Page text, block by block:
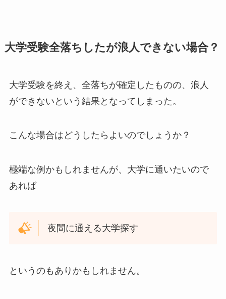
大学受験全落ちしたが浪人できない場合？
大学受験を終え、全落ちが確定したものの、浪人
ができないという結果となってしまった。
こんな場合はどうしたらよいのでしょうか？
極端な例かもしれませんが、大学に通いたいので
あれば
夜間に通える大学探す
というのもありかもしれません。